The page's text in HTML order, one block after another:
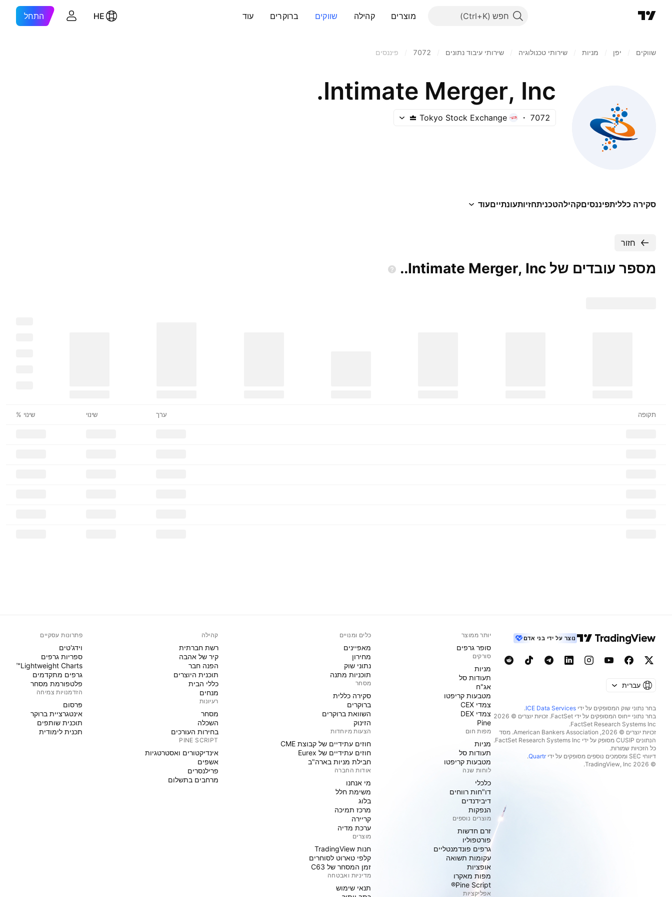
חפש מוצרים קהילה שווקים ברוקרים עוד HE התחל
שווקים יפן‏ מניות‏ שירותי טכנולוגיה שירותי עיבוד נתונים 7072 פיננסים
Intimate Merger, Inc.
7072
Tokyo Stock Exchange
סקירה כלליתפיננסיםקהילהטכניתחזיותעונתייםעוד
חזור
מספר עובדים של Intimate Merger, Inc..
תקופה ערך שינוי שינוי %
נוצר על ידי בני אדם
עברית
בחר נתוני שוק המסופקים על ידי ICE Data Services
.
בחר נתוני ייחוס המסופקים על ידי FactSet. זכויות יוצרים © 2026
זכויות יוצרים © 2026, ‏American Bankers Association. מסד
הנתונים CUSIP מסופק על ידי FactSet Research Systems Inc.
כל הזכויות שמורות.
דיווחי SEC ומסמכים נוספים מסופקים על ידי
Quartr
.
© 2026 ‏TradingView, Inc.‏
יותר ממוצר
סופר גרפים
סורקים
מניות‏
תעודות סל
אג"ח
מטבעות קריפטו
צמדי CEX
צמדי DEX
Pine
מפות חום
מניות‏
תעודות סל
מטבעות קריפטו
לוחות שנה
כלכלי
דו"חות רווחים
דיבידנדים
הנפקות
מוצרים נוספים
זרם חדשות
פורטפוליו
גרפים פונדמנטליים
עקומות תשואה
אופציות
מפות מאקרו
Pine Script®
אפליקציות
כלים ומנויים
מאפיינים
מחירון
נתוני שוק
תוכניות מתנה
מסחר
סקירה כללית
ברוקרים
השוואת ברוקרים
הזינוק
הצעות מיוחדות
חוזים עתידיים של קבוצת CME
חוזים עתידיים של Eurex
חבילת מניות בארה"ב
אודות החברה
מי אנחנו
משימת חלל
בלוג
מרכז תמיכה
קריירה
ערכת מדיה
מוצרים
חנות TradingView
קלפי טארוט לסוחרים
זמן המסחר של C63
מדיניות ואבטחה
תנאי שימוש
קהילה
רשת חברתית
קיר של אהבה
הפנה חבר
תוכנית היוצרים
כללי הבית
מנחים
רעיונות
מסחר
השכלה
בחירות העורכים
PINE SCRIPT
אינדיקטורים ואסטרטגיות
אשפים
פרילנסרים
מרחבים בתשלום
פתרונות עסקיים
וידג'טים
ספריות גרפים
Lightweight Charts™
גרפים מתקדמים
פלטפורמת מסחר
הזדמנויות צמיחה
פּרסום
אינטגרציית ברוקר
תוכנית שותפים
תכנית לימודית